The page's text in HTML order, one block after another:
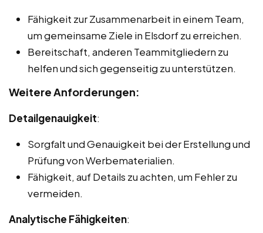
Fähigkeit zur Zusammenarbeit in einem Team,
um gemeinsame Ziele in Elsdorf zu erreichen.
Bereitschaft, anderen Teammitgliedern zu
helfen und sich gegenseitig zu unterstützen.
Weitere Anforderungen:
Detailgenauigkeit:
Sorgfalt und Genauigkeit bei der Erstellung und
Prüfung von Werbematerialien.
Fähigkeit, auf Details zu achten, um Fehler zu
vermeiden.
Analytische Fähigkeiten: